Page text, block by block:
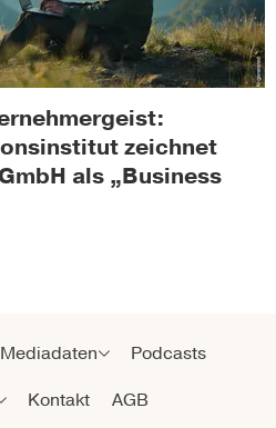
zeichnet
als „Business
Mediadaten
Podcasts
Kontakt AGB